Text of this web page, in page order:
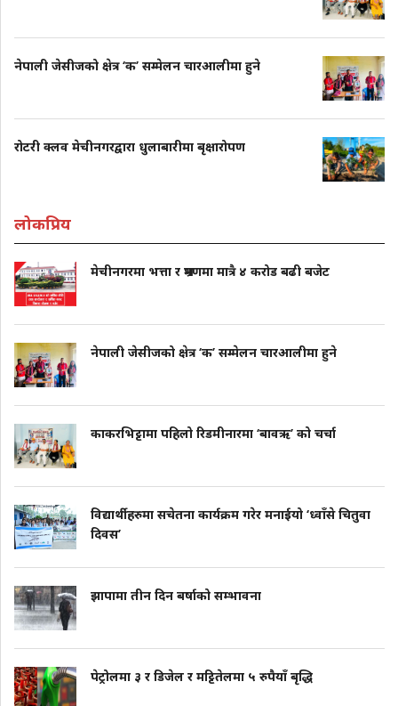
नेपाली जेसीजको क्षेत्र ‘क’ सम्मेलन चारआलीमा हुने
रोटरी क्लव मेचीनगरद्वारा धुलाबारीमा बृक्षारोपण
लोकप्रिय
मेचीनगरमा भत्ता र भ्रमणमा मात्रै ४ करोड बढी बजेट
नेपाली जेसीजको क्षेत्र ‘क’ सम्मेलन चारआलीमा हुने
काकरभिट्टामा पहिलो रिडमीनारमा ‘बावऋ’ को चर्चा
विद्यार्थीहरुमा सचेतना कार्यक्रम गरेर मनाईयो ‘ध्वाँसे चितुवा
दिवस’
झापामा तीन दिन बर्षाको सम्भावना
पेट्रोलमा ३ र डिजेल र मट्टितेलमा ५ रुपैयाँ बृद्धि